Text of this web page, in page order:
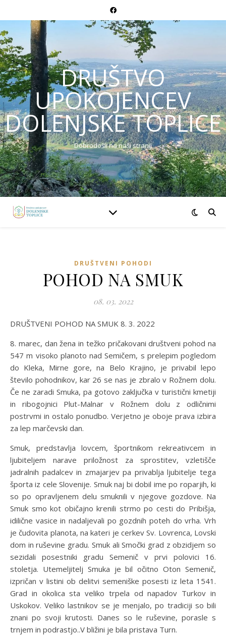
DRUŠTVO
UPOKOJENCEV
DOLENJSKE TOPLICE
Dobrodošli na naši strani!
DRUŠTVENI POHODI
POHOD NA SMUK
08. 03. 2022
DRUŠTVENI POHOD NA SMUK 8. 3. 2022
8. marec, dan žena in težko pričakovani društveni pohod na
547 m visoko planoto nad Semičem, s prelepim pogledom
do Kleka, Mirne gore, na Belo Krajino, je privabil lepo
število pohodnikov, kar 26 se nas je zbralo v Rožnem dolu.
Če ne zaradi Smuka, pa gotovo zaključka v turistični kmetiji
in ribogojnici Plut-Malnar v Rožnem dolu z odličnimi
postrvmi in ostalo ponudbo. Verjetno je oboje prava izbira
za lep marčevski dan.
Smuk, predstavlja lovcem, športnikom rekreativcem in
ljubiteljem narave priložnost za sprostitev, vzletišče
jadralnih padalcev in zmajarjev pa privablja ljubitelje tega
športa iz celeSlovenije. Smuk naj bi dobil ime po roparjih, ki
so po opravljenem delu smuknili v njegove gozdove. Na
Smuk smo kot običajno krenili strmo po cesti do Pribišja,
idilične vasice in nadaljevali po gozdnih poteh do vrha. Vrh
je čudovita planota, na kateri je cerkev Sv. Lovrenca, Lovski
dom in ruševine gradu. Smuk ali Smočki grad z obzidjem so
sezidali posestniki gradu Semenič v prvi polovici 16.
stoletja. Utemeljitelj Smuka je bil očitno Oton Semenič,
izpričan v listini ob delitvi semeniške posesti iz leta 1541.
Grad in okolica sta veliko trpela od napadov Turkov in
Uskokov. Veliko lastnikov se je menjalo, po tradiciji so bili
znani po svoji krutosti. Danes so le ruševine, porasle s
trnjem in podrastjo..V bližini je bila pristava Turn.